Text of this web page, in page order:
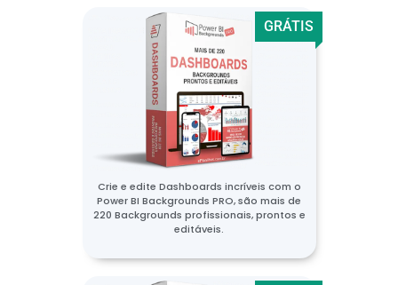
GRÁTIS
Crie e edite Dashboards incríveis com o
Power BI Backgrounds PRO, são mais de
220 Backgrounds profissionais, prontos e
editáveis.